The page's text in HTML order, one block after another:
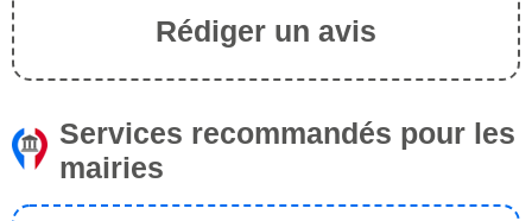
Rédiger un avis
Services recommandés pour les
mairies